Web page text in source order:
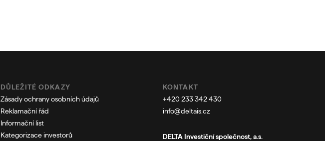
DŮLEŽITÉ ODKAZY
Zásady ochrany osobních údajů
Reklamační řád
Informační list
Kategorizace investorů
KONTAKT
+420 233 342 430
info@deltais.cz
DELTA Investiční společnost, a.s.